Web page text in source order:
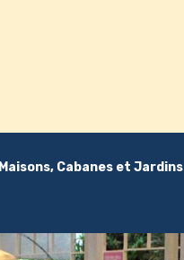
Maisons, Cabanes et Jardins